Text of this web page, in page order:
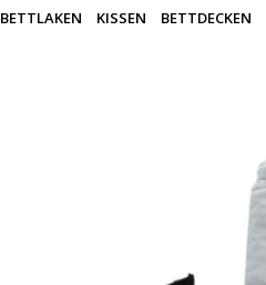
BETTLAKEN KISSEN BETTDECKEN